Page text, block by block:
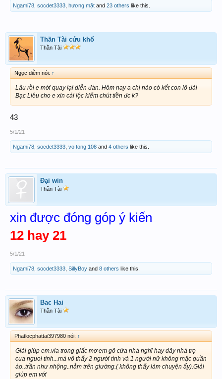
Ngami78 socdet3333 hương mật and 23 others like this.
Thần Tài cứu khổ
Thần Tài
Ngọc diễm nói: ↑
Lâu rồi e mới quay lại diễn đàn. Hôm nay a chị nào có kết con lô đài
Bạc Liêu cho e xin cái lộc kiếm chút tiền đc k?
43
5/1/21
Ngami78 socdet3333 vo tong 108 and 4 others like this.
Đại win
Thần Tài
xin được đóng góp ý kiến
12 hay 21
5/1/21
Ngami78 socdet3333 SillyBoy and 8 others like this.
Bac Hai
Thần Tài
Phatlocphattai397980 nói: ↑
Giải giúp em.via trong giấc mơ em gõ cửa nhà nghĩ hay dãy nhà trọ
cua nguoi tình...mà vô thấy 2 người tình và 1 người nữ không mặc quần
áo..trần như nhộng..nằm trên giường.( không thấy làm chuyện ấy).Giải
giúp em với